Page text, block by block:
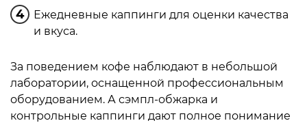
Ежедневные каппинги для оценки качества
и вкуса.
За поведением кофе наблюдают в небольшой
лаборатории, оснащенной профессиональным
оборудованием. А сэмпл-обжарка и
контрольные каппинги дают полное понимание